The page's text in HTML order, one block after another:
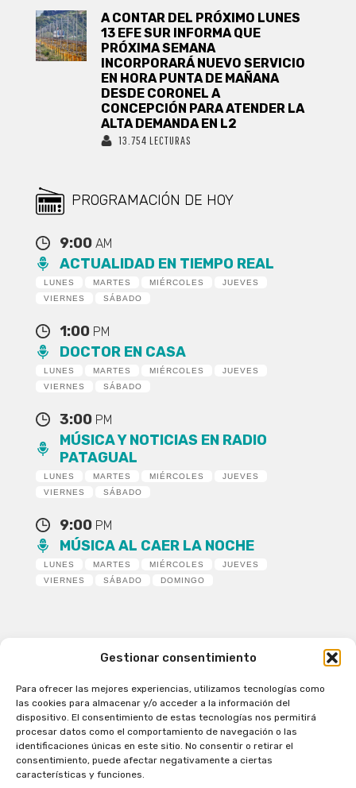
Gestionar consentimiento
Para ofrecer las mejores experiencias, utilizamos tecnologías como
las cookies para almacenar y/o acceder a la información del
dispositivo. El consentimiento de estas tecnologías nos permitirá
procesar datos como el comportamiento de navegación o las
identificaciones únicas en este sitio. No consentir o retirar el
consentimiento, puede afectar negativamente a ciertas
características y funciones.
A CONTAR DEL PRÓXIMO LUNES
13 EFE SUR INFORMA QUE
PRÓXIMA SEMANA
INCORPORARÁ NUEVO SERVICIO
EN HORA PUNTA DE MAÑANA
DESDE CORONEL A
CONCEPCIÓN PARA ATENDER LA
ALTA DEMANDA EN L2
13.754 LECTURAS
PROGRAMACIÓN DE HOY
9:00 AM
ACTUALIDAD EN TIEMPO REAL
LUNES MARTES MIÉRCOLES
JUEVES
VIERNES
SÁBADO
1:00 PM
DOCTOR EN CASA
LUNES MARTES MIÉRCOLES
JUEVES
VIERNES
SÁBADO
3:00 PM
MÚSICA Y NOTICIAS EN RADIO
PATAGUAL
LUNES MARTES MIÉRCOLES
JUEVES
VIERNES
SÁBADO
9:00 PM
MÚSICA AL CAER LA NOCHE
LUNES MARTES MIÉRCOLES
JUEVES
VIERNES
SÁBADO DOMINGO
Patagual Radio Digital 2026 - Todos los derechos
reservados
la Radio de Verdad
Cobertura
Programación
Escríbenos